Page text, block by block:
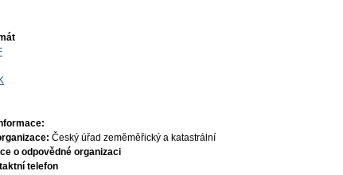
Český úřad zeměměřický a katastrální
o odpovědné organizaci
telefon